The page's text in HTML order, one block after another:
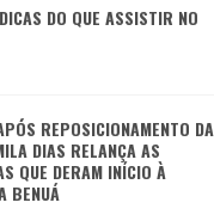
DO QUE ASSISTIR NO
REPOSICIONAMENTO DA
DIAS RELANÇA AS
QUE DERAM INÍCIO À
BENUÁ